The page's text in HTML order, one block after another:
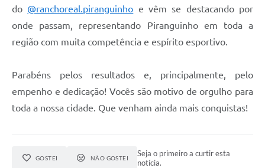
do @ranchoreal.piranguinho e vêm se destacando por
onde passam, representando Piranguinho em toda a
região com muita competência e espírito esportivo.
Parabéns pelos resultados e, principalmente, pelo
empenho e dedicação! Vocês são motivo de orgulho para
toda a nossa cidade. Que venham ainda mais conquistas!
GOSTEI NÃO GOSTEI
Seja o primeiro a curtir esta
notícia.